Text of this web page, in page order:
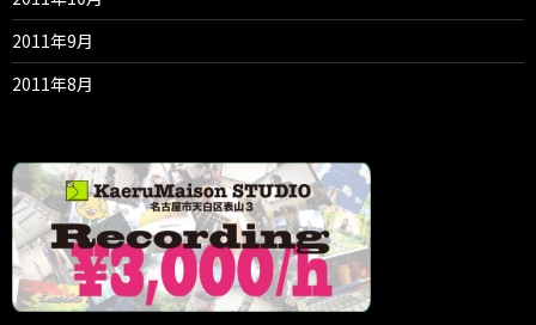
2011年9月
2011年8月